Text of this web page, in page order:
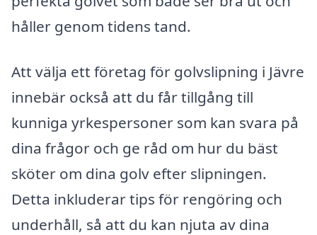
håller genom tidens tand.
Att välja ett företag för golvslipning i Jävre
innebär också att du får tillgång till
kunniga yrkespersoner som kan svara på
dina frågor och ge råd om hur du bäst
sköter om dina golv efter slipningen.
Detta inkluderar tips för rengöring och
underhåll, så att du kan njuta av dina